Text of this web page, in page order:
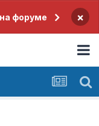
форуме ×